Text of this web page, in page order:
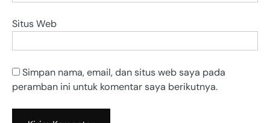
Situs Web
Simpan nama, email, dan situs web saya pada
peramban ini untuk komentar saya berikutnya.